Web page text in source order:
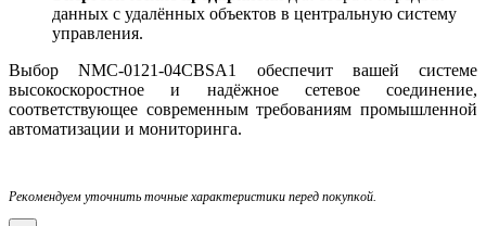
данных с удалённых объектов в центральную систему
управления.
Выбор NMC-0121-04CBSA1 обеспечит вашей системе
высокоскоростное и надёжное сетевое соединение,
соответствующее современным требованиям промышленной
автоматизации и мониторинга.
Рекомендуем уточнить точные характеристики перед покупкой.